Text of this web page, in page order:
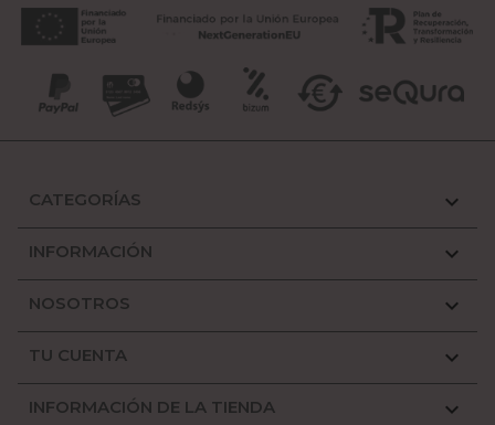
CATEGORÍAS 
INFORMACIÓN 
NOSOTROS 
TU CUENTA 
INFORMACIÓN DE LA TIENDA 